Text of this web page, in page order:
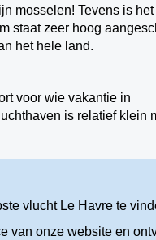
mosselen! Tevens is het
staat zeer hoog
het hele land.
voor wie vakantie in
is relatief klein
vlucht Le Havre te
van onze website en